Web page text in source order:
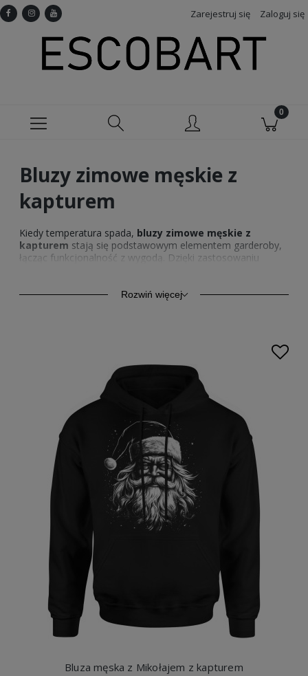
Zarejestruj się Zaloguj się
Bluzy zimowe męskie z
kapturem
Kiedy temperatura spada, bluzy zimowe męskie z
kapturem stają się podstawowym elementem garderoby,
łącząc funkcjonalność z wygodą. Dzięki zastosowaniu
zimnem.Odzież męska z nadrukiem
wyposażona w
zimowa bluza męska
uzupełnieniem stylizacji będą takżekoszulki z nadrukiem
które świetnie komponują się z bluzami. To propozycja dla
mężczyzn ceniących połączenie wygody i wyrazistego stylu.
Rozwiń więcej
Bluza męska z Mikołajem z kapturem